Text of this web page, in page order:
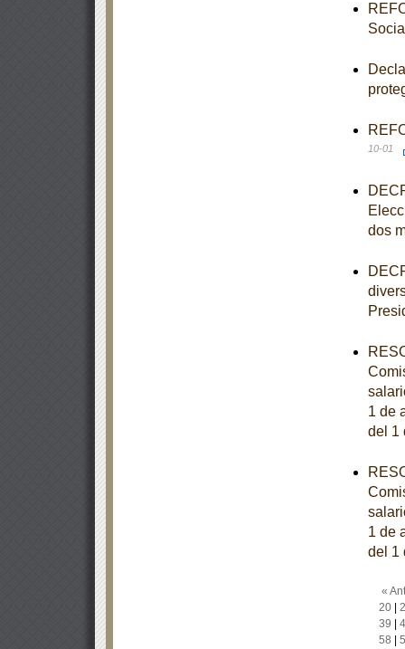
10-01
dos
1 de
del 1
1 de
del 1
«
20|
39
58